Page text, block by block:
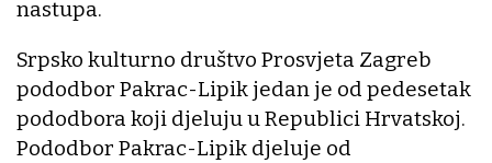
nastupa.
Srpsko kulturno društvo Prosvjeta Zagreb
pododbor Pakrac-Lipik jedan je od pedesetak
pododbora koji djeluju u Republici Hrvatskoj.
Pododbor Pakrac-Lipik djeluje od